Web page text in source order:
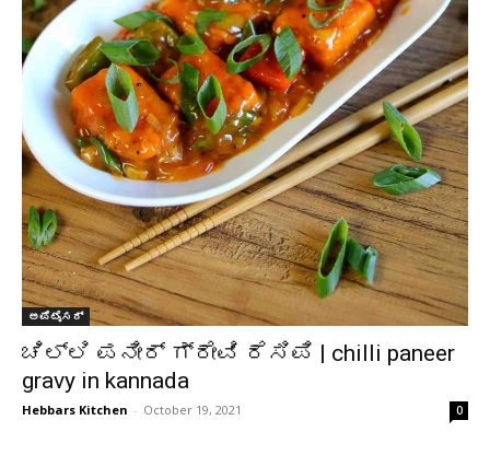
ಅಪೆಟೈಸರ್
ಚಿಲ್ಲಿ ಪನೀರ್ ಗ್ರೇವಿ ರೆಸಿಪಿ | chilli paneer
gravy in kannada
Hebbars Kitchen - October 19, 2021 0